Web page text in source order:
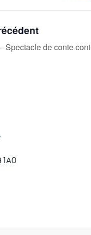
Spectacle de conte